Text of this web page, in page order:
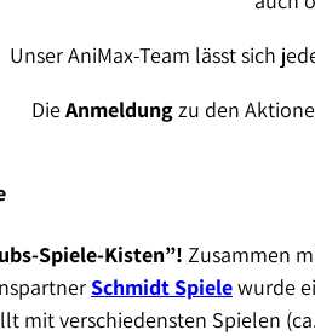
Unser AniMax-Team lässt sich
DieAnmeldungzu den
Spiele-Kisten”! Zusammen
Schmidt Spielewurde
mit verschiedensten Spielen